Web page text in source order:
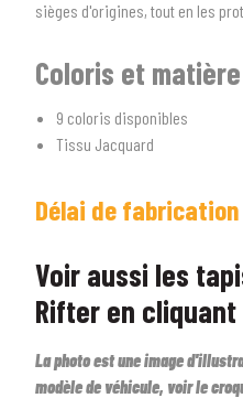
sièges d'origines, tout en les
Coloris et
9 coloris disponibles
Tissu Jacquard
Délai de
Voir aussi les
Rifter en
La photo est une image
modèle de véhicule, voir le